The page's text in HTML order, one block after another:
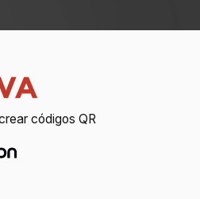
códigos QR